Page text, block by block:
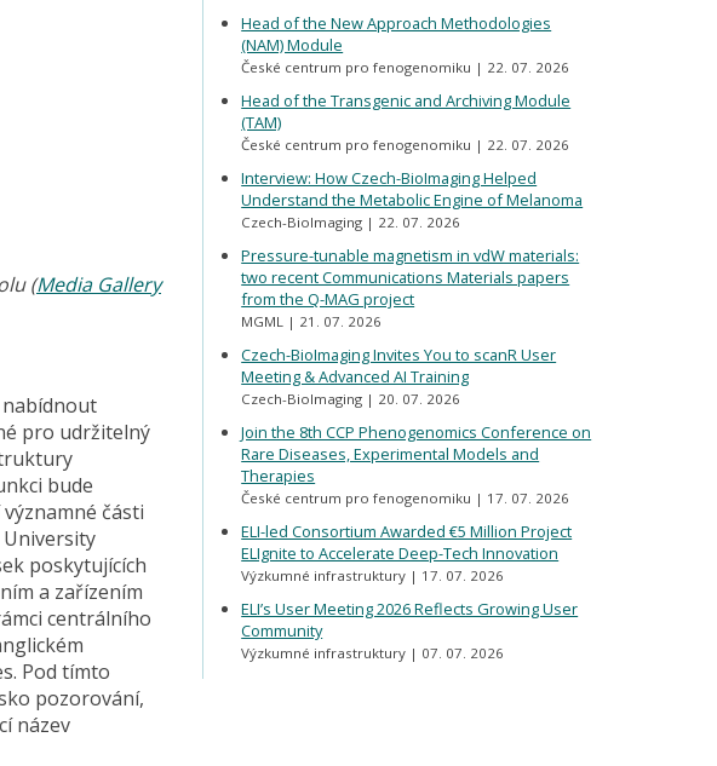
(Media Gallery
nabídnout
pro udržitelný
bude
části
poskytujících
a zařízením
centrálního
Pod tímto
pozorování,
název
Head of the New Approach Methodologies
(NAM) Module
České centrum pro fenogenomiku 22. 07. 2026
Head of the Transgenic and Archiving Module
(TAM)
České centrum pro fenogenomiku 22. 07. 2026
Interview: How Czech-BioImaging Helped
Understand the Metabolic Engine of Melanoma
Czech-BioImaging 22. 07. 2026
Pressure-tunable magnetism in vdW materials:
two recent Communications Materials papers
from the Q-MAG project
MGML 21. 07. 2026
Czech-BioImaging Invites You to scanR User
Meeting & Advanced AI Training
Czech-BioImaging 20. 07. 2026
Join the 8th CCP Phenogenomics Conference on
Rare Diseases, Experimental Models and
Therapies
České centrum pro fenogenomiku 17. 07. 2026
ELI-led Consortium Awarded €5 Million Project
ELIgnite to Accelerate Deep-Tech Innovation
Výzkumné infrastruktury 17. 07. 2026
ELI’s User Meeting 2026 Reflects Growing User
Community
Výzkumné infrastruktury 07. 07. 2026